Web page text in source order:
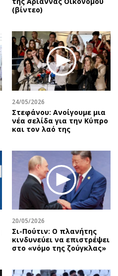
(βίντεο)
24/05/2026
Στεφάνου: Ανοίγουμε μια
νέα σελίδα για την Κύπρο
και τον λαό της
20/05/2026
Σι-Πούτιν: Ο πλανήτης
κινδυνεύει να επιστρέψει
στο «νόμο της ζούγκλας»